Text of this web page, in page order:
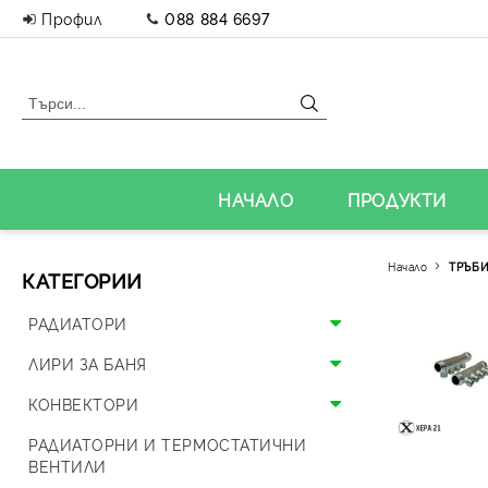
Профил 088 884 6697
НАЧАЛО ПРОДУКТИ
КАТЕГОРИИ
РАДИАТОРИ
Алуминиеви радиатори
Панелни радиатори
Аксесоари за радиатори
Дизайнерски радиатори
ЛИРИ ЗА БАНЯ
Алуминиеви лири
Стоманени лири
КОНВЕКТОРИ
Подови конвектори
РАДИАТОРНИ И ТЕРМОСТАТИЧНИ
ВЕНТИЛИ
Начало